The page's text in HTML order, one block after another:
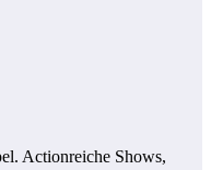
Actionreiche Shows,